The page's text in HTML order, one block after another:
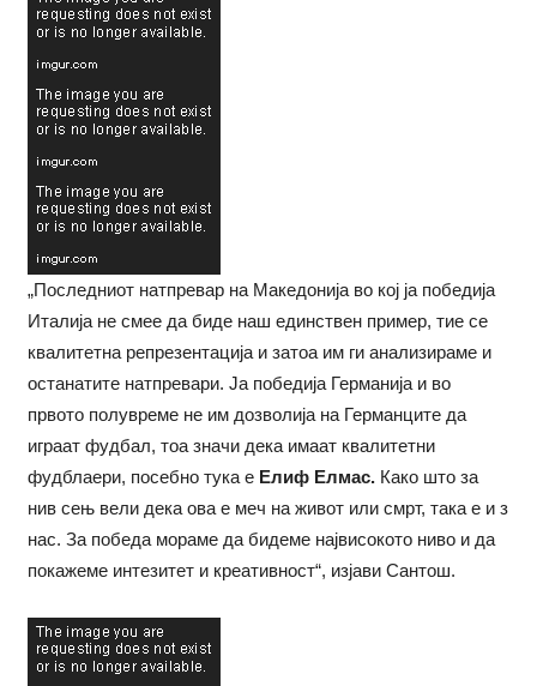
„Последниот натпревар на Македонија во кој ја победија
Италија не смее да биде наш единствен пример, тие се
квалитетна репрезентација и затоа им ги анализираме и
останатите натпревари. Ја победија Германија и во
првото полувреме не им дозволија на Германците да
играат фудбал, тоа значи дека имаат квалитетни
фудблаери, посебно тука е Елиф Елмас.Како што за
нив сењ вели дека ова е меч на живот или смрт, така е и з
нас. За победа мораме да бидеме највисокото ниво и да
покажеме интезитет и креативност“, изјави Сантош.